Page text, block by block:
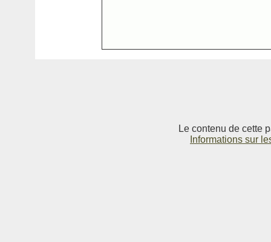
Le contenu de cette
Informations sur